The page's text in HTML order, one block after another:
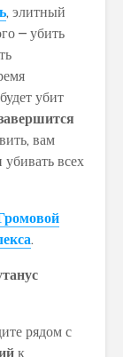
, элитный
– убить
будет убит
вам
убивать всех
.
рядом с
к